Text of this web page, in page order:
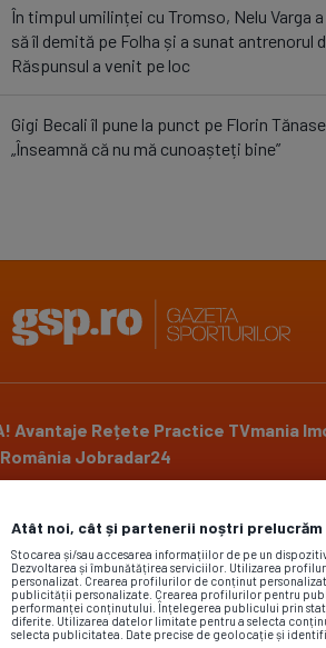
În timpul umilinței cu Tromso, Nelu Varga
să îl demită pe Folha și a sunat antrenorul
Răspunsul a venit pe loc
Gigi Becali îl pune la punct pe Florin
„Înseamnă că nu mă cunoașteți bine”
Avantaje Rețete Practice TVmania
România Jobradar24
Atât noi, cât și partenerii noștri
Stocarea și/sau accesarea informațiilor de pe un
Dezvoltarea și îmbunătățirea serviciilor. Utilizarea
personalizat. Crearea profilurilor de conținut
publicității personalizate. Crearea profilurilor pentru
performanței conținutului. Înțelegerea publicului prin
diferite. Utilizarea datelor limitate pentru a selecta
selecta publicitatea. Date precise de geolocație și